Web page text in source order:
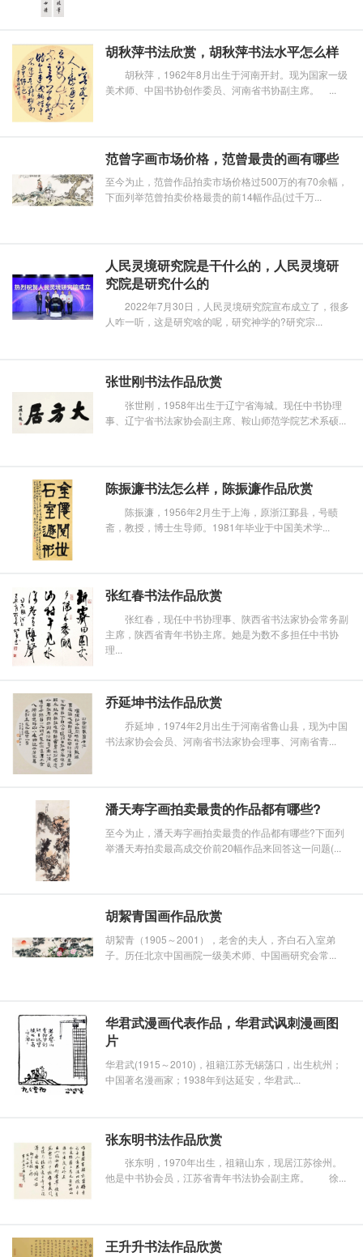
胡秋萍书法欣赏，胡秋萍书法水平怎么样
胡秋萍，1962年8月出生于河南开封。现为国家一级
美术师、中国书协创作委员、河南省书协副主席。 ...
范曾字画市场价格，范曾最贵的画有哪些
至今为止，范曾作品拍卖市场价格过500万的有70余幅，
下面列举范曾拍卖价格最贵的前14幅作品(过千万...
人民灵境研究院是干什么的，人民灵境研
究院是研究什么的
2022年7月30日，人民灵境研究院宣布成立了，很多
人咋一听，这是研究啥的呢，研究神学的?研究宗...
张世刚书法作品欣赏
张世刚，1958年出生于辽宁省海城。现任中书协理
事、辽宁省书法家协会副主席、鞍山师范学院艺术系硕...
陈振濂书法怎么样，陈振濂作品欣赏
陈振濂，1956年2月生于上海，原浙江鄞县，号赜
斋，教授，博士生导师。1981年毕业于中国美术学...
张红春书法作品欣赏
张红春，现任中书协理事、陕西省书法家协会常务副
主席，陕西省青年书协主席。她是为数不多担任中书协
理...
乔延坤书法作品欣赏
乔延坤，1974年2月出生于河南省鲁山县，现为中国
书法家协会会员、河南省书法家协会理事、河南省青...
潘天寿字画拍卖最贵的作品都有哪些?
至今为止，潘天寿字画拍卖最贵的作品都有哪些?下面列
举潘天寿拍卖最高成交价前20幅作品来回答这一问题(...
胡絜青国画作品欣赏
胡絜青（1905～2001），老舍的夫人，齐白石入室弟
子。历任北京中国画院一级美术师、中国画研究会常...
华君武漫画代表作品，华君武讽刺漫画图
片
华君武(1915～2010)，祖籍江苏无锡荡口，出生杭州；
中国著名漫画家；1938年到达延安，华君武...
张东明书法作品欣赏
张东明，1970年出生，祖籍山东，现居江苏徐州。
他是中书协会员，江苏省青年书法协会副主席。 徐...
王升升书法作品欣赏